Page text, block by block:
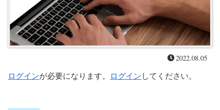
2022.08.05
ログインが必要になります。 ログイン してください。